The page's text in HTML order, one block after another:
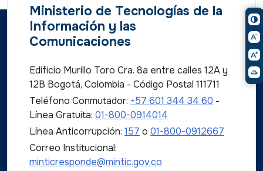
Ministerio de Tecnologías de la
Información y las
Comunicaciones
Edificio Murillo Toro Cra. 8a entre calles 12A y
12B Bogotá, Colombia - Código Postal 111711
Teléfono Conmutador: +57 601 344 34 60 -
Línea Gratuita: 01-800-0914014
Línea Anticorrupción: 157 o 01-800-0912667
Correo Institucional:
minticresponde@mintic.gov.co